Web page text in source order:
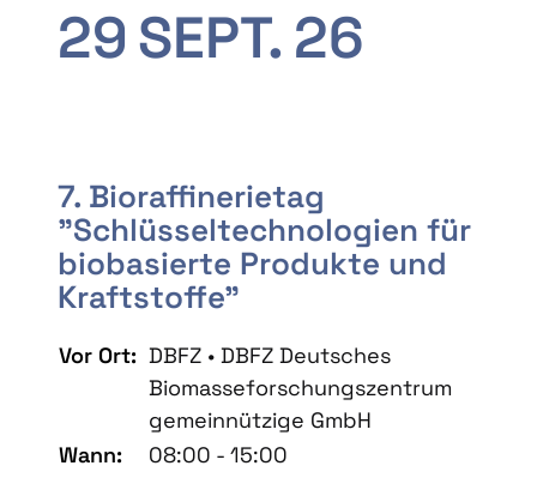
29SEPT. 26
7. Bioraffinerietag
"Schlüsseltechnologien für
biobasierte Produkte und
Kraftstoffe"
Vor Ort: DBFZ • DBFZ Deutsches
Biomasseforschungszentrum
gemeinnützige GmbH
Wann:
08:00 - 15:00